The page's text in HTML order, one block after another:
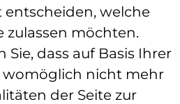
entscheiden, welche
zulassen möchten.
Sie, dass auf Basis Ihrer
womöglich nicht mehr
der Seite zur